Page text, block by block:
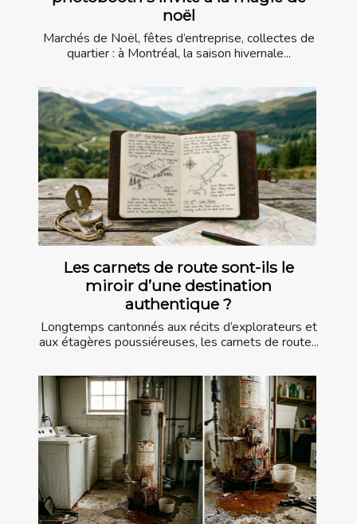
noël
Marchés de Noël, fêtes d’entreprise, collectes de
quartier : à Montréal, la saison hivernale...
Les carnets de route sont-ils le
miroir d’une destination
authentique ?
Longtemps cantonnés aux récits d’explorateurs et
aux étagères poussiéreuses, les carnets de route...